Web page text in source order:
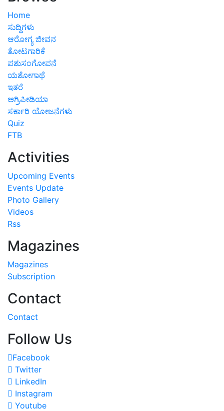
Home
ಸುದ್ದಿಗಳು
ಆರೋಗ್ಯ ಜೀವನ
ತೋಟಗಾರಿಕೆ
ಪಶುಸಂಗೋಪನೆ
ಯಶೋಗಾಥೆ
ಇತರೆ
ಅಗ್ರಿಪೀಡಿಯಾ
ಸರ್ಕಾರಿ ಯೋಜನೆಗಳು
Quiz
FTB
Activities
Upcoming Events
Events Update
Photo Gallery
Videos
Rss
Magazines
Magazines
Subscription
Contact
Contact
Follow Us
Facebook
Twitter
LinkedIn
Instagram
Youtube